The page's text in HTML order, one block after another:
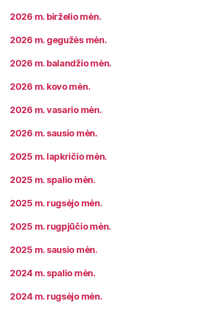
2026 m. birželio mėn.
2026 m. gegužės mėn.
2026 m. balandžio mėn.
2026 m. kovo mėn.
2026 m. vasario mėn.
2026 m. sausio mėn.
2025 m. lapkričio mėn.
2025 m. spalio mėn.
2025 m. rugsėjo mėn.
2025 m. rugpjūčio mėn.
2025 m. sausio mėn.
2024 m. spalio mėn.
2024 m. rugsėjo mėn.